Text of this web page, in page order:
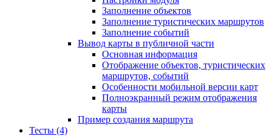
Заполнение объектов
Заполнение туристических маршрутов
Заполнение событий
Вывод карты в публичной части
Основная информация
Отображение объектов, туристических
маршрутов, событий
Особенности мобильной версии карт
Полноэкранный режим отображения
карты
Пример создания маршрута
Тесты (4)